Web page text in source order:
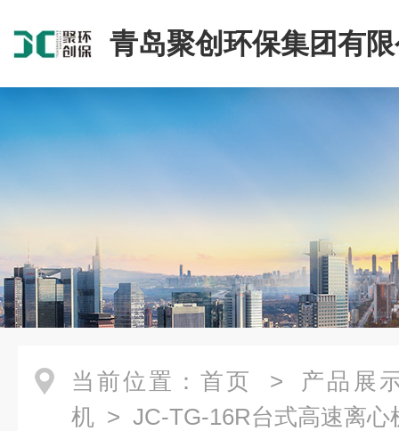
青岛聚创环保集团有
当前位置： 首页 > 产品展
机 > JC-TG-16R台式高速离心